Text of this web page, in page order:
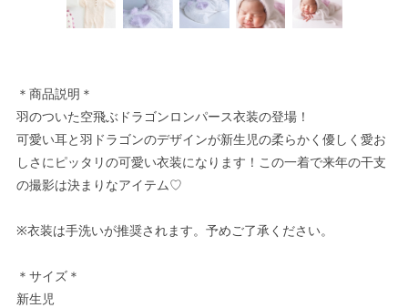
＊商品説明＊
羽のついた空飛ぶドラゴンロンパース衣装の登場！
可愛い耳と羽ドラゴンのデザインが新生児の柔らかく優しく愛お
しさにピッタリの可愛い衣装になります！この一着で来年の干支
の撮影は決まりなアイテム♡
※衣装は手洗いが推奨されます。予めご了承ください。
＊サイズ＊
新生児